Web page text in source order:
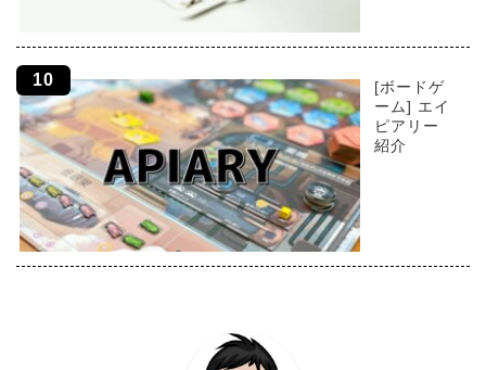
[ボードゲ
ーム] エイ
ピアリー
紹介